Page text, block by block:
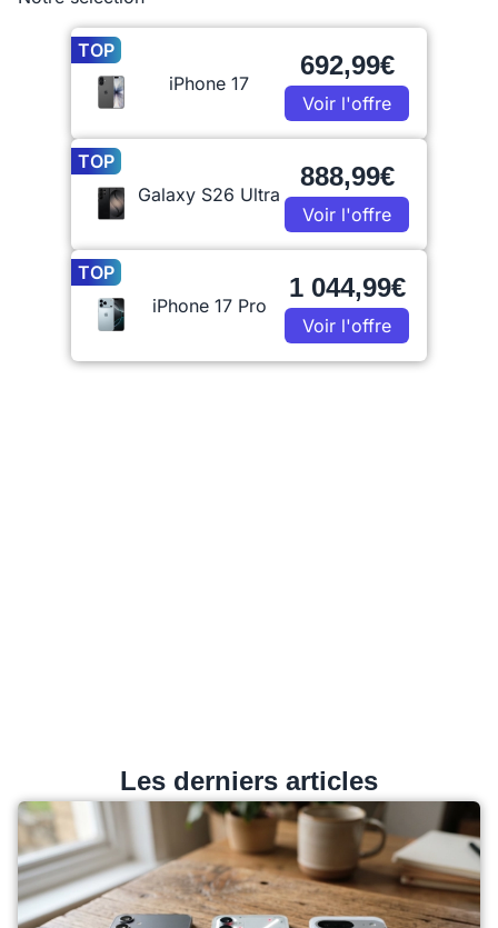
TOP
iPhone 17
692,99€
Voir l'offre
TOP
Galaxy S26 Ultra
888,99€
Voir l'offre
TOP
iPhone 17 Pro
1 044,99€
Voir l'offre
Les derniers articles